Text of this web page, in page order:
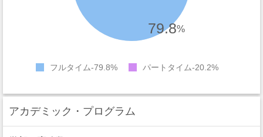
79.8%
フルタイム 79.8% パートタイム 20.2%
アカデミック・プログラム